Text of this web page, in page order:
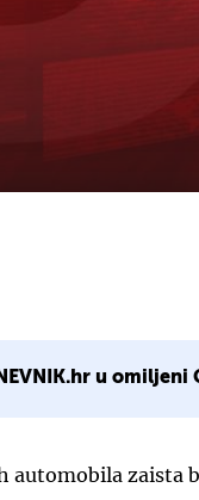
u omiljeni
automobila zaista